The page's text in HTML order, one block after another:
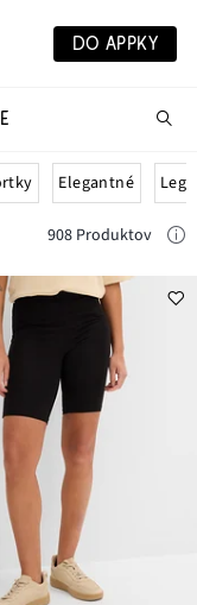
DO APPKY
Elegantné
908 Produktov